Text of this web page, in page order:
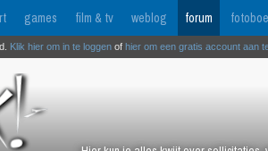
games film & tv weblog forum
Klik hier om in te loggen of hier om een gratis account aan